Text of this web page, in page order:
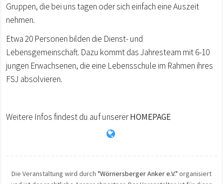
Gruppen, die bei uns tagen oder sich einfach eine Auszeit
nehmen.
Etwa 20 Personen bilden die Dienst- und
Lebensgemeinschaft. Dazu kommt das Jahresteam mit 6-10
jungen Erwachsenen, die eine Lebensschule im Rahmen ihres
FSJ absolvieren.
Weitere Infos findest du auf unsererHOMEPAGE
Die Veranstaltung wird durch "Wörnersberger Anker e.V." organisiert